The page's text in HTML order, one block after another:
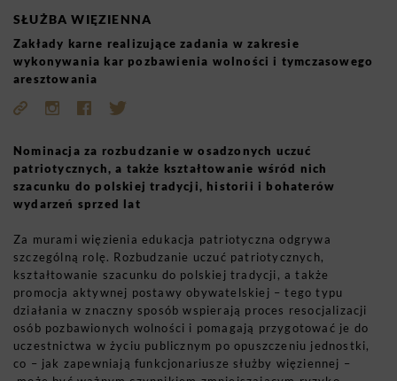
SŁUŻBA WIĘZIENNA
Zakłady karne realizujące zadania w zakresie
wykonywania kar pozbawienia wolności i tymczasowego
aresztowania
Nominacja za rozbudzanie w osadzonych uczuć
patriotycznych, a także kształtowanie wśród nich
szacunku do polskiej tradycji, historii i bohaterów
wydarzeń sprzed lat
Za murami więzienia edukacja patriotyczna odgrywa
szczególną rolę. Rozbudzanie uczuć patriotycznych,
kształtowanie szacunku do polskiej tradycji, a także
promocja aktywnej postawy obywatelskiej – tego typu
działania w znaczny sposób wspierają proces resocjalizacji
osób pozbawionych wolności i pomagają przygotować je do
uczestnictwa w życiu publicznym po opuszczeniu jednostki,
co – jak zapewniają funkcjonariusze służby więziennej –